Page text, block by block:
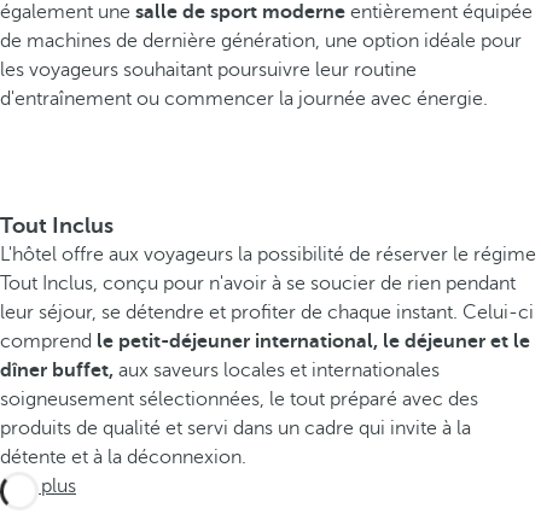
également une salle de sport moderne entièrement équipée
de machines de dernière génération, une option idéale pour
les voyageurs souhaitant poursuivre leur routine
d'entraînement ou commencer la journée avec énergie.
Tout Inclus
L'hôtel offre aux voyageurs la possibilité de réserver le régime
Tout Inclus, conçu pour n'avoir à se soucier de rien pendant
leur séjour, se détendre et profiter de chaque instant. Celui-ci
comprend le petit-déjeuner international, le déjeuner et le
dîner buffet, aux saveurs locales et internationales
soigneusement sélectionnées, le tout préparé avec des
produits de qualité et servi dans un cadre qui invite à la
détente et à la déconnexion.
Voir plus